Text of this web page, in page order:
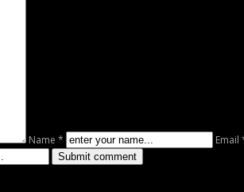
Name * Email